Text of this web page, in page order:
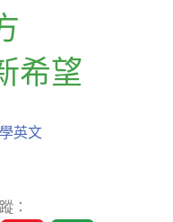
希望
英文
：